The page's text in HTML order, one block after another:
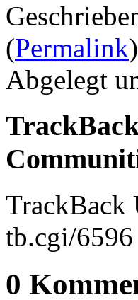
(Permalink)
Abgelegt
TrackBack
tb.cgi/6596
0